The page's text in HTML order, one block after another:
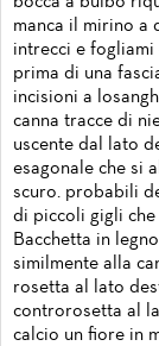
manca il mirino a
intrecci e
prima di una
incisioni a
canna tracce di
uscente dal lato
esagonale che si
scuro. probabili
di piccoli gigli
Bacchetta in
similmente alla
rosetta al lato
controrosetta al
calcio un fiore in